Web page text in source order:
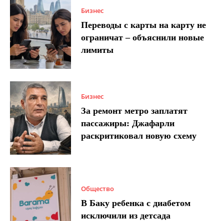
Бизнес
Переводы с карты на карту не
ограничат – объяснили новые
лимиты
Бизнес
За ремонт метро заплатят
пассажиры: Джафарли
раскритиковал новую схему
Общество
В Баку ребенка с диабетом
исключили из детсада